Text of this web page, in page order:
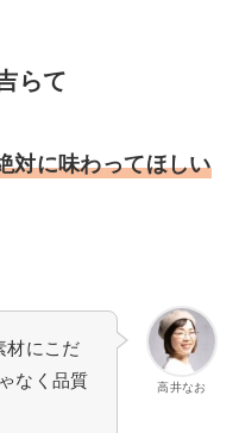
らて
対に味わってほしい
高井なお
材にこだ
なく品質